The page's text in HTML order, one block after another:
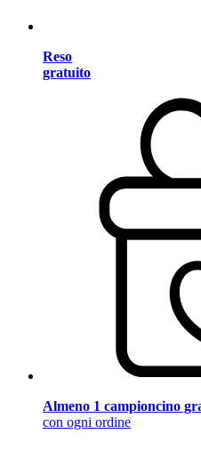
Reso
gratuito
Almeno 1 campioncino
con ogni ordine